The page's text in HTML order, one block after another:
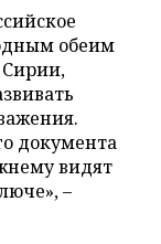
обеим
Сирии,
документа
видят
–